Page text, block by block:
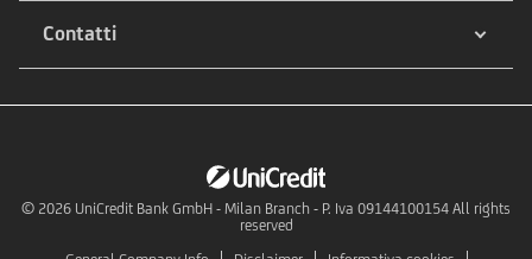
Contatti
© 2026 UniCredit Bank GmbH - Milan Branch - P. Iva 09144100154 All rights
reserved